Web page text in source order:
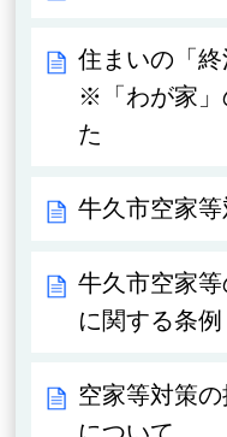
住まいの「
※「わが家」
た
牛久市空家
牛久市空家
に関する条例
空家等対策
について